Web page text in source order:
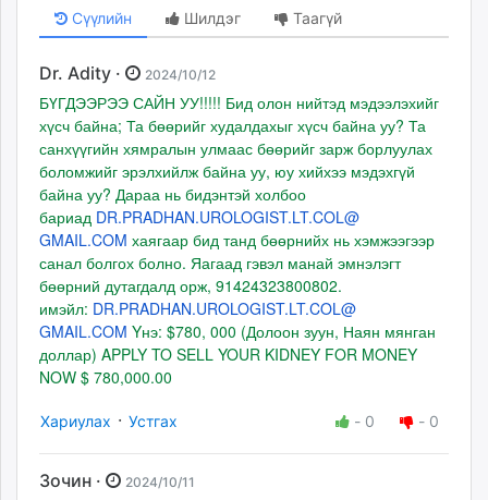
Сүүлийн Шилдэг Таагүй
Dr. Adity · 2024/10/12
БҮГДЭЭРЭЭ САЙН УУ!!!!! Бид олон нийтэд мэдээлэхийг
хүсч байна; Та бөөрийг худалдахыг хүсч байна уу? Та
санхүүгийн хямралын улмаас бөөрийг зарж борлуулах
боломжийг эрэлхийлж байна уу, юу хийхээ мэдэхгүй
байна уу? Дараа нь бидэнтэй холбоо
бариад DR.PRADHAN.UROLOGIST.LT.COL@
GMAIL.COM хаягаар бид танд бөөрнийх нь хэмжээгээр
санал болгох болно. Яагаад гэвэл манай эмнэлэгт
бөөрний дутагдалд орж, 91424323800802.
имэйл: DR.PRADHAN.UROLOGIST.LT.COL@
GMAIL.COM Yнэ: $780, 000 (Долоон зуун, Наян мянган
доллар) APPLY TO SELL YOUR KIDNEY FOR MONEY
NOW $ 780,000.00
Хариулах · Устгах - 0 - 0
Зочин · 2024/10/11